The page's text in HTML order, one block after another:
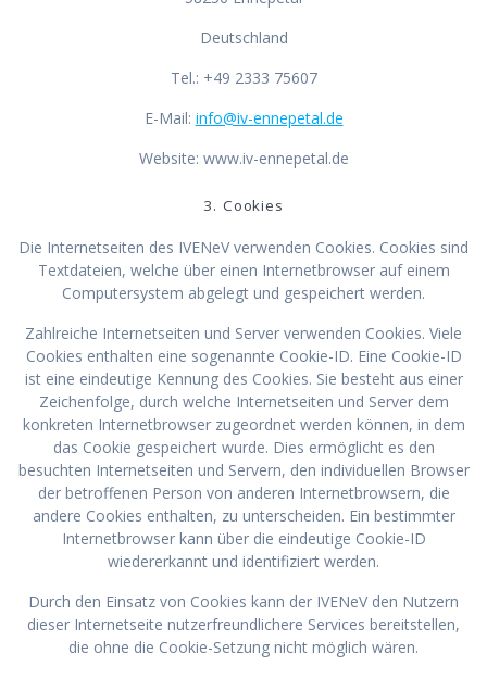
Deutschland
Tel.: +49 2333 75607
E-Mail: info@iv-ennepetal.de
Website: www.iv-ennepetal.de
3. Cookies
Die Internetseiten des IVENeV verwenden Cookies. Cookies sind
Textdateien, welche über einen Internetbrowser auf einem
Computersystem abgelegt und gespeichert werden.
Zahlreiche Internetseiten und Server verwenden Cookies. Viele
Cookies enthalten eine sogenannte Cookie-ID. Eine Cookie-ID
ist eine eindeutige Kennung des Cookies. Sie besteht aus einer
Zeichenfolge, durch welche Internetseiten und Server dem
konkreten Internetbrowser zugeordnet werden können, in dem
das Cookie gespeichert wurde. Dies ermöglicht es den
besuchten Internetseiten und Servern, den individuellen Browser
der betroffenen Person von anderen Internetbrowsern, die
andere Cookies enthalten, zu unterscheiden. Ein bestimmter
Internetbrowser kann über die eindeutige Cookie-ID
wiedererkannt und identifiziert werden.
Durch den Einsatz von Cookies kann der IVENeV den Nutzern
dieser Internetseite nutzerfreundlichere Services bereitstellen,
die ohne die Cookie-Setzung nicht möglich wären.